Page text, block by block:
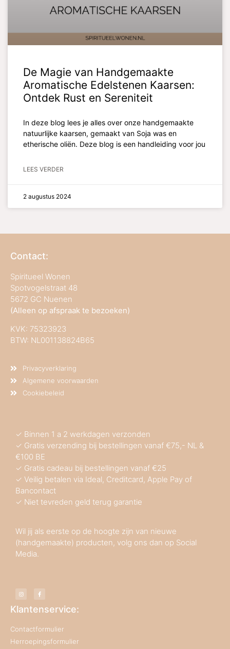
De Magie van Handgemaakte
Aromatische Edelstenen Kaarsen:
Ontdek Rust en Sereniteit
In deze blog lees je alles over onze handgemaakte
natuurlijke kaarsen, gemaakt van Soja was en
etherische oliën. Deze blog is een handleiding voor jou
LEES VERDER
2 augustus 2024
Contact:
Spiritueel Wonen
Spotvogelstraat 48
5672 GC Nuenen
(Alleen op afspraak te bezoeken)
KVK: 75323923
BTW: NL001138824B65
Privacyverklaring
Algemene voorwaarden
Cookiebeleid
✓ Binnen 1 a 2 werkdagen verzonden
✓ Gratis verzending bij bestellingen vanaf €75,- NL &
€100 BE
✓ Gratis cadeau bij bestellingen vanaf €25
✓ Veilig betalen via Ideal, Creditcard, Apple Pay of
Bancontact
✓ Niet tevreden geld terug garantie
Wil jij als eerste op de hoogte zijn van nieuwe
(handgemaakte) producten, volg ons dan op Social
Media.
Klantenservice:
Contactformulier
Herroepingsformulier